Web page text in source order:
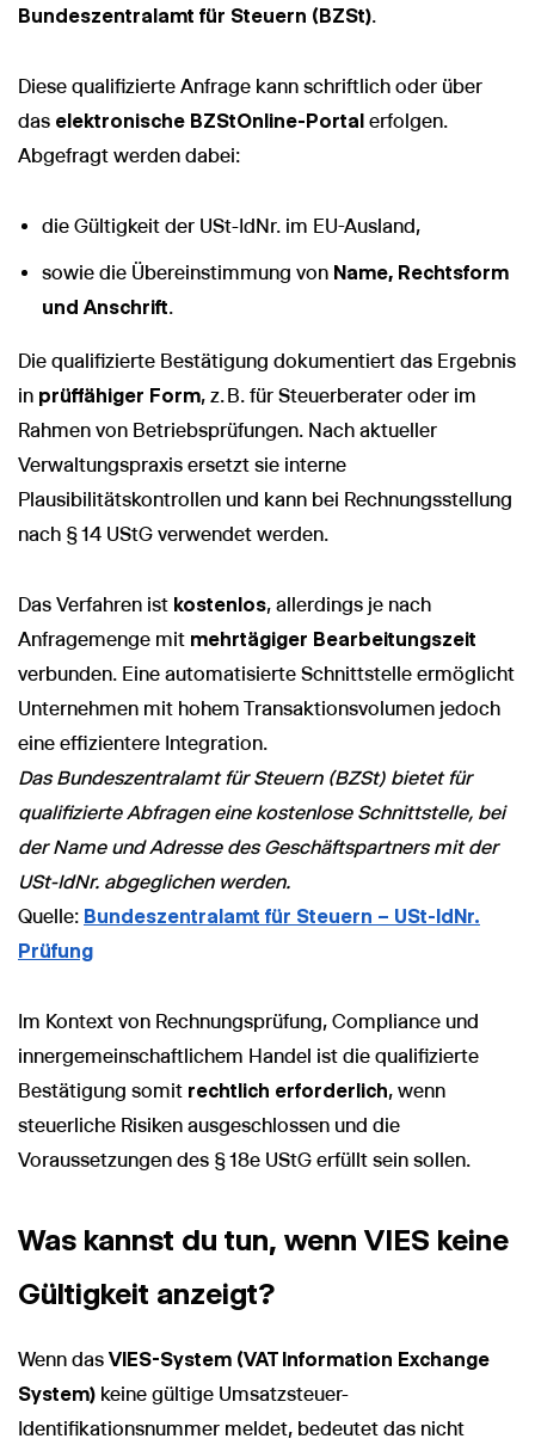
Bundeszentralamt für Steuern (BZSt).
Diese qualifizierte Anfrage kann schriftlich oder über
das elektronische BZStOnline-Portal erfolgen.
Abgefragt werden dabei:
die Gültigkeit der USt-IdNr. im EU-Ausland,
sowie die Übereinstimmung von Name, Rechtsform
und Anschrift.
Die qualifizierte Bestätigung dokumentiert das Ergebnis
in prüffähiger Form, z. B. für Steuerberater oder im
Rahmen von Betriebsprüfungen. Nach aktueller
Verwaltungspraxis ersetzt sie interne
Plausibilitätskontrollen und kann bei Rechnungsstellung
nach § 14 UStG verwendet werden.
Das Verfahren ist kostenlos, allerdings je nach
Anfragemenge mit mehrtägiger Bearbeitungszeit
verbunden. Eine automatisierte Schnittstelle ermöglicht
Unternehmen mit hohem Transaktionsvolumen jedoch
eine effizientere Integration.
Das Bundeszentralamt für Steuern (BZSt) bietet für
qualifizierte Abfragen eine kostenlose Schnittstelle, bei
der Name und Adresse des Geschäftspartners mit der
USt-IdNr. abgeglichen werden.
Quelle: Bundeszentralamt für Steuern – USt-IdNr.
Prüfung
Im Kontext von Rechnungsprüfung, Compliance und
innergemeinschaftlichem Handel ist die qualifizierte
Bestätigung somit rechtlich erforderlich, wenn
steuerliche Risiken ausgeschlossen und die
Voraussetzungen des § 18e UStG erfüllt sein sollen.
Was kannst du tun, wenn VIES keine
Gültigkeit anzeigt?
Wenn das VIES-System (VAT Information Exchange
System) keine gültige Umsatzsteuer-
Identifikationsnummer meldet, bedeutet das nicht